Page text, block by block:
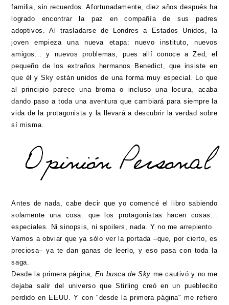
familia, sin recuerdos. Afortunadamente, diez años después ha
logrado encontrar la paz en compañía de sus padres
adoptivos. Al trasladarse de Londres a Estados Unidos, la
joven empieza una nueva etapa: nuevo instituto, nuevos
amigos... y nuevos problemas, pues allí conoce a Zed, el
pequeño de los extraños hermanos Benedict, que insiste en
que él y Sky están unidos de una forma muy especial. Lo que
al principio parece una broma o incluso una locura, acaba
dando paso a toda una aventura que cambiará para siempre la
vida de la protagonista y la llevará a descubrir la verdad sobre
sí misma.
Antes de nada, cabe decir que yo comencé el libro sabiendo
solamente una cosa: que los protagonistas hacen cosas...
especiales. Ni sinopsis, ni spoilers, nada. Y no me arrepiento.
Vamos a obviar que ya sólo ver la portada –que, por cierto, es
preciosa– ya te dan ganas de leerlo, y eso pasa con toda la
saga.
Desde la primera página, En busca de Sky me cautivó y no me
dejaba salir del universo que Stirling creó en un pueblecito
perdido en EEUU. Y con "desde la primera página" me refiero